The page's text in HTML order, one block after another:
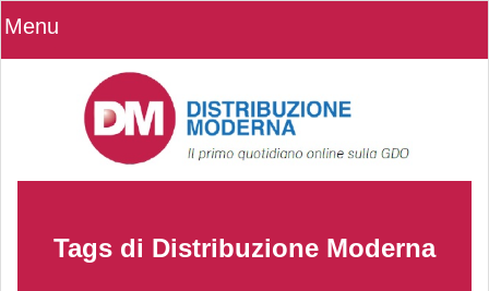
Menu
Tags di Distribuzione Moderna